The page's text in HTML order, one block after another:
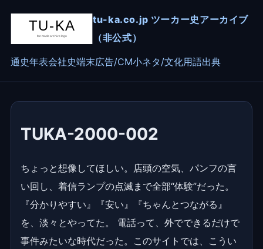
tu-ka.co.jp ツーカー史アーカイブ
（非公式）
通史年表会社史端末広告/CM小ネタ/文化用語出典
TUKA-2000-002
ちょっと想像してほしい。店頭の空気、パンフの言
い回し、着信ランプの点滅まで全部“体験”だった。
『分かりやすい』『安い』『ちゃんとつながる』
を、淡々とやってた。 電話って、外でできるだけで
事件みたいな時代だった。このサイトでは、こうい